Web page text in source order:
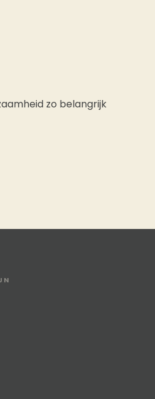
zo belangrijk